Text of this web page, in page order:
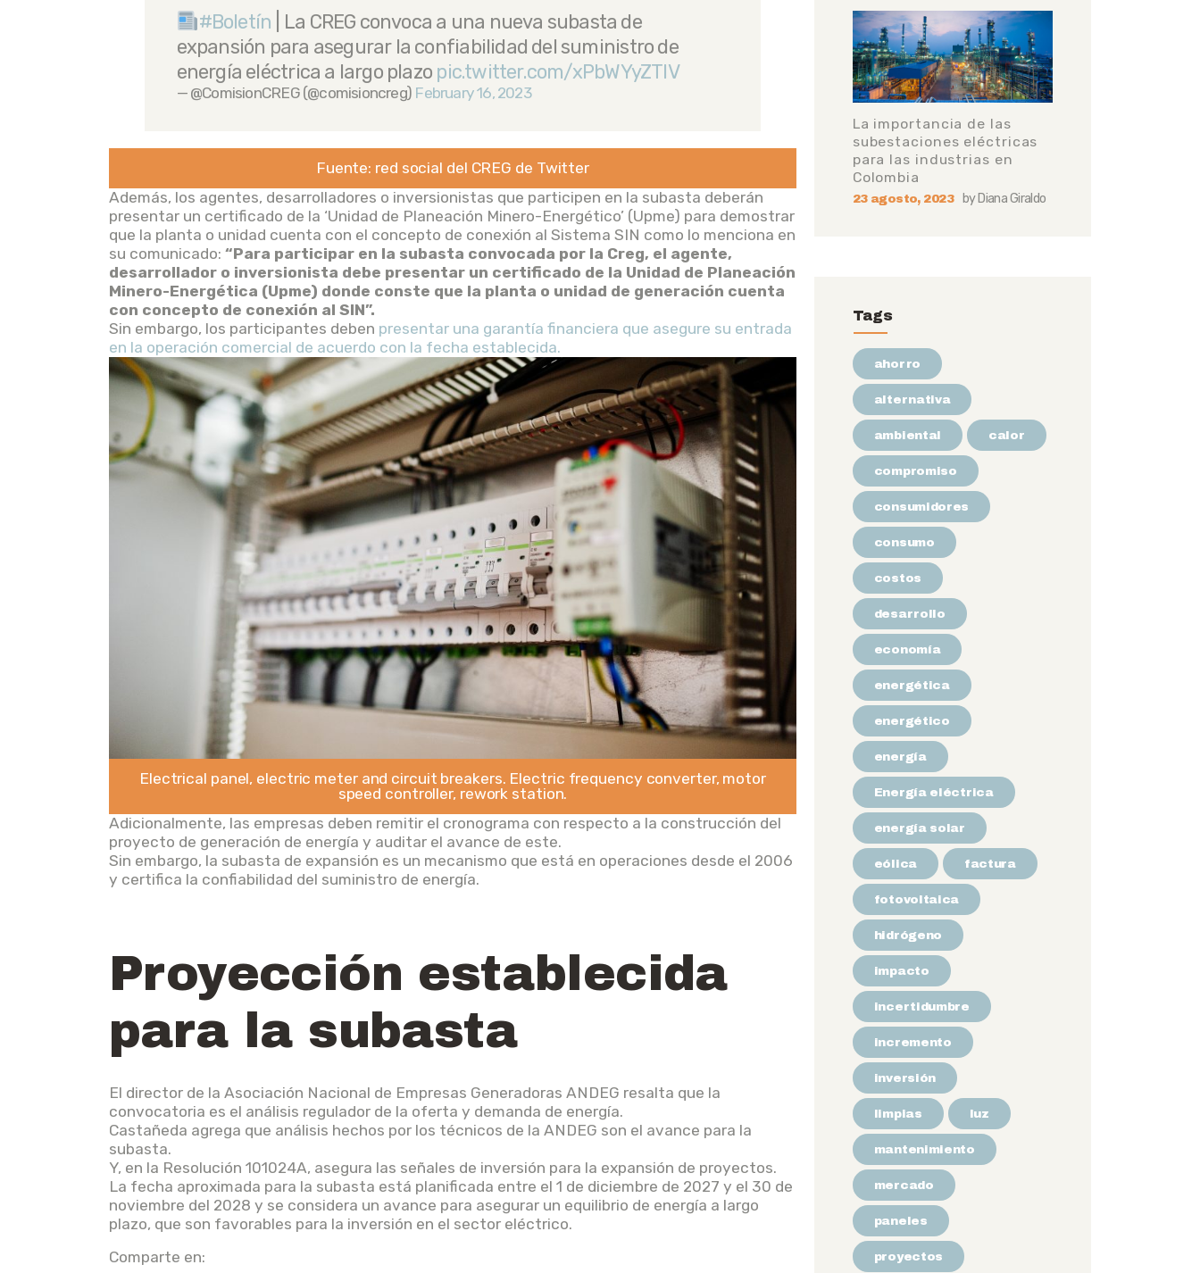
#Boletín | La CREG convoca a una nueva subasta de
expansión para asegurar la confiabilidad del suministro de
energía eléctrica a largo plazo pic.twitter.com/xPbWYyZTIV
— @ComisionCREG (@comisioncreg) February 16, 2023
Fuente: red social del CREG de Twitter
Además, los agentes, desarrolladores o inversionistas que participen en la subasta deberán
presentar un certificado de la ‘Unidad de Planeación Minero-Energético’ (Upme) para demostrar
que la planta o unidad cuenta con el concepto de conexión al Sistema SIN como lo menciona en
su comunicado: “Para participar en la subasta convocada por la Creg, el agente,
desarrollador o inversionista debe presentar un certificado de la Unidad de Planeación
Minero-Energética (Upme) donde conste que la planta o unidad de generación cuenta
con concepto de conexión al SIN”.
Sin embargo, los participantes deben presentar una garantía financiera que asegure su entrada
en la operación comercial de acuerdo con la fecha establecida.
Electrical panel, electric meter and circuit breakers. Electric frequency converter, motor
speed controller, rework station.
Adicionalmente, las empresas deben remitir el cronograma con respecto a la construcción del
proyecto de generación de energía y auditar el avance de este.
Sin embargo, la subasta de expansión es un mecanismo que está en operaciones desde el 2006
y certifica la confiabilidad del suministro de energía.
Proyección establecida
para la subasta
El director de la Asociación Nacional de Empresas Generadoras ANDEG resalta que la
convocatoria es el análisis regulador de la oferta y demanda de energía.
Castañeda agrega que análisis hechos por los técnicos de la ANDEG son el avance para la
subasta.
Y, en la Resolución 101024A, asegura las señales de inversión para la expansión de proyectos.
La fecha aproximada para la subasta está planificada entre el 1 de diciembre de 2027 y el 30 de
noviembre del 2028 y se considera un avance para asegurar un equilibrio de energía a largo
plazo, que son favorables para la inversión en el sector eléctrico.
Comparte en:
La importancia de las
subestaciones eléctricas
para las industrias en
Colombia
23 agosto, 2023 by Diana Giraldo
Tags
ahorro
alternativa
ambiental calor
compromiso
consumidores
consumo
costos
desarrollo
economía
energética
energético
energía
Energía eléctrica
energía solar
eólica factura
fotovoltaica
hidrógeno
impacto
incertidumbre
incremento
inversión
limpias luz
mantenimiento
mercado
paneles
proyectos